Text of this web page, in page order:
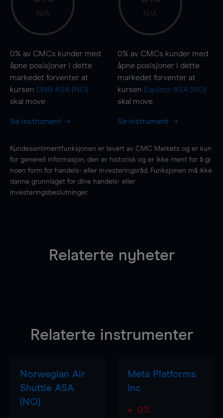
N/A
0% av CMCs kunder med
åpne posisjoner i dette
markedet forventer at
kursen DNB ASA (NO)
skal move
Se instrument
N/A
0% av CMCs kunder med
åpne posisjoner i dette
markedet forventer at
kursen Equinor ASA (NO)
skal move
Se instrument
Kundesentimentfunksjonen er levert av CMC Markets og er kun
for generell informasjon, den er historisk og er ikke ment for å gi
noen form for handels- eller investeringsråd. Funksjonen må ikke
danne grunnlaget for dine handels- eller
investeringsbeslutninger.
Relaterte nyheter
Relaterte instrumenter
Norwegian Air
Shuttle ASA
(NO)
Meta Platforms
Inc
0%